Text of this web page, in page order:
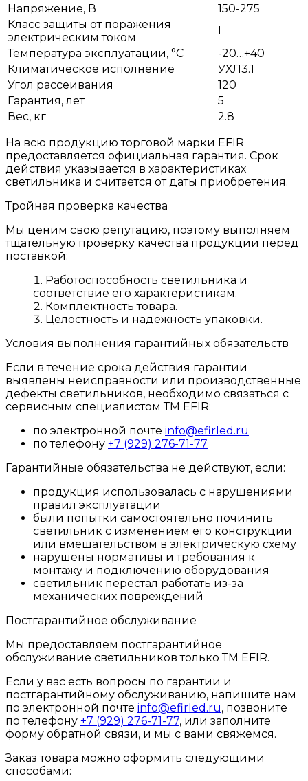
Напряжение, В
150-275
Класс защиты от поражения
электрическим током
I
Температура эксплуатации, °С
-20…+40
Климатическое исполнение
УХЛ3.1
Угол рассеивания
120
Гарантия, лет
5
Вес, кг
2.8
На всю продукцию торговой марки EFIR
предоставляется официальная гарантия. Срок
действия указывается в характеристиках
светильника и считается от даты приобретения.
Тройная проверка качества
Мы ценим свою репутацию, поэтому выполняем
тщательную проверку качества продукции перед
поставкой:
Работоспособность светильника и
соответствие его характеристикам.
Комплектность товара.
Целостность и надежность упаковки.
Условия выполнения гарантийных обязательств
Если в течение срока действия гарантии
выявлены неисправности или производственные
дефекты светильников, необходимо связаться с
сервисным специалистом ТМ EFIR:
по электронной почте info@efirled.ru
по телефону +7 (929) 276-71-77
Гарантийные обязательства не действуют, если:
продукция использовалась с нарушениями
правил эксплуатации
были попытки самостоятельно починить
светильник с изменением его конструкции
или вмешательством в электрическую схему
нарушены нормативы и требования к
монтажу и подключению оборудования
светильник перестал работать из-за
механических повреждений
Постгарантийное обслуживание
Мы предоставляем постгарантийное
обслуживание светильников только ТМ EFIR.
Если у вас есть вопросы по гарантии и
постгарантийному обслуживанию, напишите нам
по электронной почте info@efirled.ru, позвоните
по телефону +7 (929) 276-71-77, или заполните
форму обратной связи, и мы с вами свяжемся.
Заказ товара можно оформить следующими
способами: